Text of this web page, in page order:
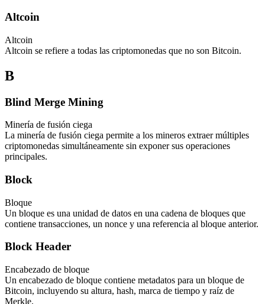
Altcoin
Altcoin
Altcoin se refiere a todas las criptomonedas que no son Bitcoin.
B
Blind Merge Mining
Minería de fusión ciega
La minería de fusión ciega permite a los mineros extraer múltiples
criptomonedas simultáneamente sin exponer sus operaciones
principales.
Block
Bloque
Un bloque es una unidad de datos en una cadena de bloques que
contiene transacciones, un nonce y una referencia al bloque anterior.
Block Header
Encabezado de bloque
Un encabezado de bloque contiene metadatos para un bloque de
Bitcoin, incluyendo su altura, hash, marca de tiempo y raíz de
Merkle.